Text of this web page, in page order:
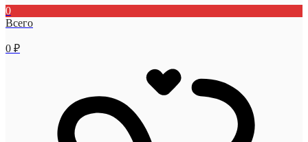
0
Всего
0 ₽